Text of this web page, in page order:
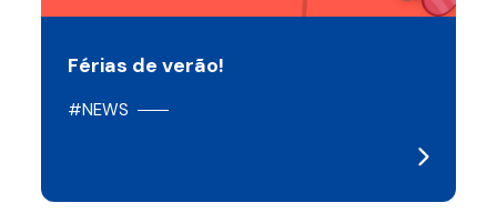
Férias de verão!
#NEWS